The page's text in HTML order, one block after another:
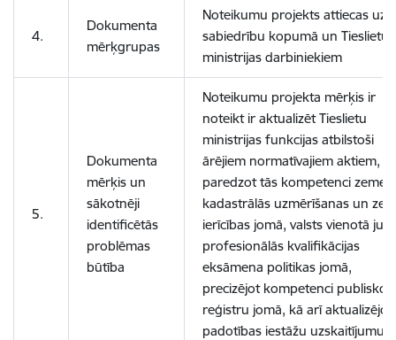
4.
Dokumenta
mērķgrupas
Noteikumu projekts attiecas uz
sabiedrību kopumā un Tieslietu
ministrijas darbiniekiem
5.
Dokumenta
mērķis un
sākotnēji
identificētās
problēmas
būtība
Noteikumu projekta mērķis ir
noteikt ir aktualizēt Tieslietu
ministrijas funkcijas atbilstoši
ārējiem normatīvajiem aktiem,
paredzot tās kompetenci zemes
kadastrālās uzmērīšanas un
ierīcības jomā, valsts vienotā
profesionālās kvalifikācijas
eksāmena politikas jomā,
precizējot kompetenci publisko
reģistru jomā, kā arī aktualizējot
padotības iestāžu uzskaitījumu.